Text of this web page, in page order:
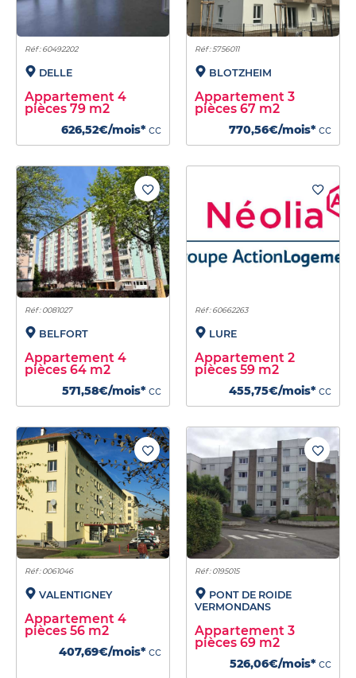
Réf : 60492202
DELLE
Appartement 4
pièces 79 m2
626,52€/mois* cc
Réf : 5756011
BLOTZHEIM
Appartement 3
pièces 67 m2
770,56€/mois* cc
Réf : 0081027
BELFORT
Appartement 4
pièces 64 m2
571,58€/mois* cc
Réf : 60662263
LURE
Appartement 2
pièces 59 m2
455,75€/mois* cc
Réf : 0061046
VALENTIGNEY
Appartement 4
pièces 56 m2
407,69€/mois* cc
Réf : 0195015
PONT DE ROIDE
VERMONDANS
Appartement 3
pièces 69 m2
526,06€/mois* cc